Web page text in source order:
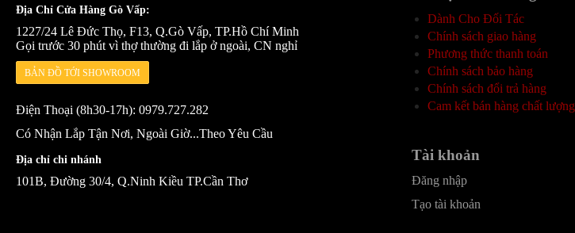
Địa Chỉ Cửa Hàng Gò Vấp:
1227/24 Lê Đức Thọ, F13, Q.Gò Vấp, TP.Hồ Chí Minh
Gọi trước 30 phút vì thợ thường đi lắp ở ngoài, CN nghỉ
BẢN ĐỒ TỚI SHOWROOM
Điện Thoại (8h30-17h): 0979.727.282
Có Nhận Lắp Tận Nơi, Ngoài Giờ...Theo Yêu Cầu
Địa chỉ chi nhánh
101B, Đường 30/4, Q.Ninh Kiều TP.Cần Thơ
Dành Cho Đối Tác
Chính sách giao hàng
Phương thức thanh toán
Chính sách bảo hàng
Chính sách đổi trả hàng
Cam kết bán hàng chất lượng
Tài khoản
Đăng nhập
Tạo tài khoản